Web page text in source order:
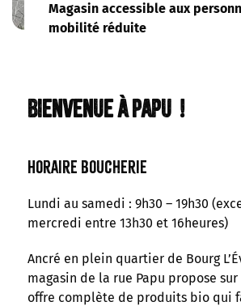
Magasin accessible aux
mobilité réduite
Bienvenue à Papu !
Horaire Boucherie
Lundi au samedi : 9h30 – 19h30
mercredi entre 13h30 et 16heures)
Ancré en plein quartier de Bourg
magasin de la rue Papu propose sur
offre complète de produits bio qui